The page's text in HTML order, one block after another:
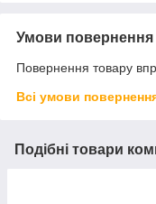
Умови повернення
Повернення товару
Всі умови
Подібні товари